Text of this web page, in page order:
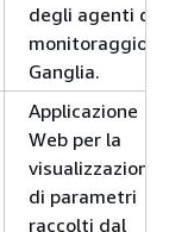
degli agenti di
monitoraggio
Ganglia.
Applicazione
Web per la
visualizzazione
di parametri
raccolti dal